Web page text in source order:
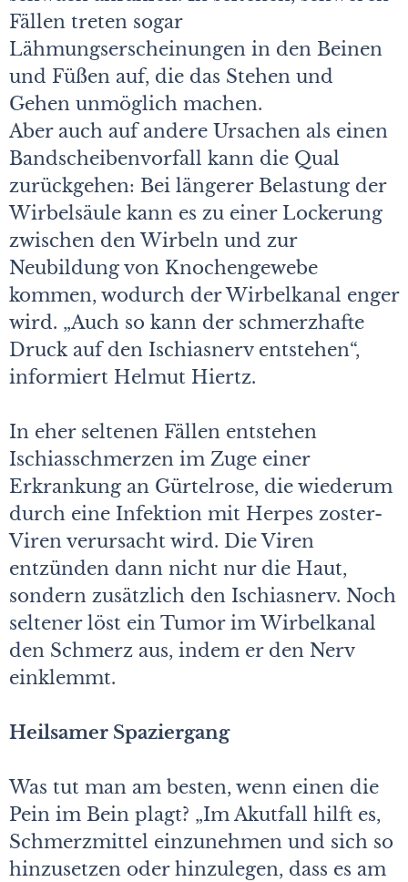
Fällen treten sogar
Lähmungserscheinungen in den Beinen
und Füßen auf, die das Stehen und
Gehen unmöglich machen.
Aber auch auf andere Ursachen als einen
Bandscheibenvorfall kann die Qual
zurückgehen: Bei längerer Belastung der
Wirbelsäule kann es zu einer Lockerung
zwischen den Wirbeln und zur
Neubildung von Knochengewebe
kommen, wodurch der Wirbelkanal enger
wird. „Auch so kann der schmerzhafte
Druck auf den Ischiasnerv entstehen“,
informiert Helmut Hiertz.
In eher seltenen Fällen entstehen
Ischiasschmerzen im Zuge einer
Erkrankung an Gürtelrose, die wiederum
durch eine Infektion mit Herpes zoster-
Viren verursacht wird. Die Viren
entzünden dann nicht nur die Haut,
sondern zusätzlich den Ischiasnerv. Noch
seltener löst ein Tumor im Wirbelkanal
den Schmerz aus, indem er den Nerv
einklemmt.
Heilsamer Spaziergang
Was tut man am besten, wenn einen die
Pein im Bein plagt? „Im Akutfall hilft es,
Schmerzmittel einzunehmen und sich so
hinzusetzen oder hinzulegen, dass es am